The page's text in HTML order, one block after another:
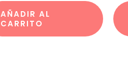
AÑADIR AL
CARRITO